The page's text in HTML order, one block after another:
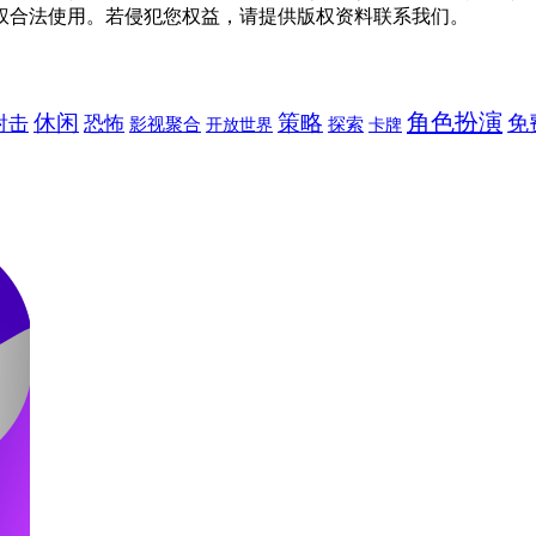
法使用。若侵犯您权益，请提供版权资料联系我们。
击 休闲 恐怖 影视聚合 开放世界 策略 探索 卡牌 角色扮演 免